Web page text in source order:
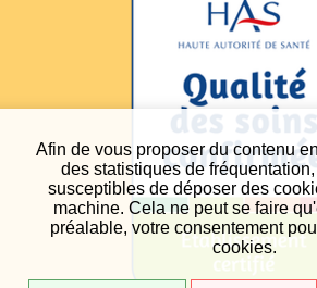
Afin de vous proposer du contenu
des statistiques de
susceptibles de déposer des
machine. Cela ne peut se faire
préalable, votre consentement
cookies.